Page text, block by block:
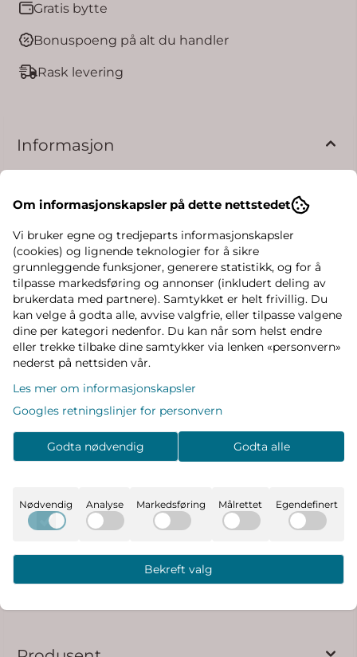
Gratis bytte
Bonuspoeng på alt du handler
Rask levering
Informasjon
med et par fine shorts og barnets favorittopp!
Disse shortsene er både komfortable og stilige –
perfekte til lek, ferie og varme sommerdager.
Den behagelige passformen og den justerbare
midjen gjør shortsen ideell for aktive dager med
god bevegelsesfrihet. Style dem enkelt med en t-
skjorte, topp eller hoodie for et avslappet og
trendy antrekk.
Produkttype: Shorts
Lommer: Sidelommer
Ekstra detaljer: Justerbar midje
Detalj: Fast snor i livet
Materiale:
75 % resirkulert polyester
25 % bomull
Om informasjonskapsler på dette nettstedet
Vi bruker egne og tredjeparts informasjonskapsler
(cookies) og lignende teknologier for å sikre
grunnleggende funksjoner, generere statistikk, og for å
tilpasse markedsføring og annonser (inkludert deling av
brukerdata med partnere). Samtykket er helt frivillig. Du
kan velge å godta alle, avvise valgfrie, eller tilpasse valgene
dine per kategori nedenfor. Du kan når som helst endre
eller trekke tilbake dine samtykker via lenken «personvern»
nederst på nettsiden vår.
Les mer om informasjonskapsler
Googles retningslinjer for personvern
Godta nødvendig Godta alle
Nødvendig Analyse Markedsføring Målrettet Egendefinert
Bekreft valg